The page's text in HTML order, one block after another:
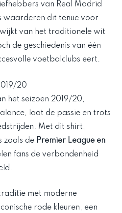
van Real Madrid
waarderen dit tenue voor
van het traditionele wit
de geschiedenis van één
voetbalclubs eert.
20
het seizoen 2019/20,
laat de passie en trots
Met dit shirt,
zoals de Premier League en
fans de verbondenheid
met moderne
rode kleuren, een